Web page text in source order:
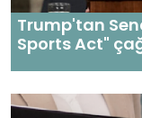
Trump'tan
Sports Act"